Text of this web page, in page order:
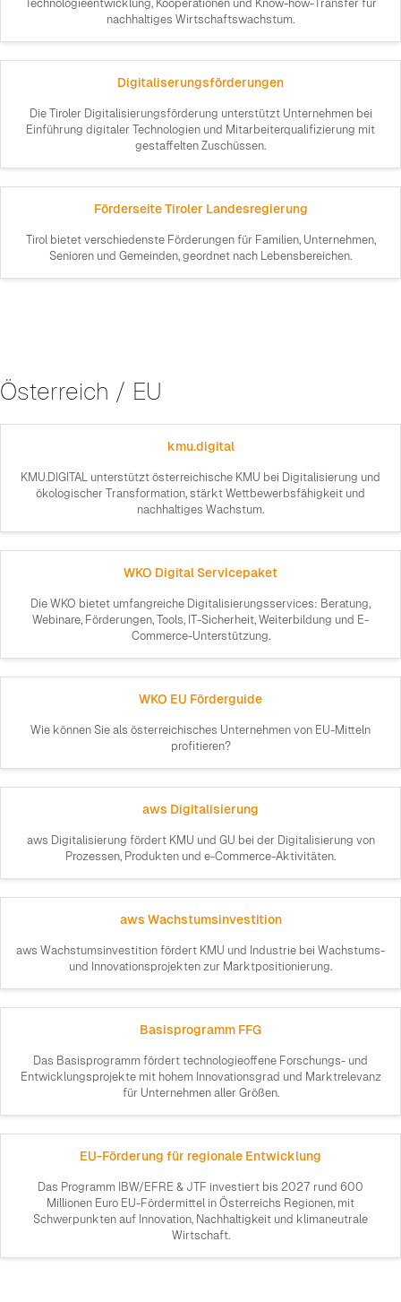
Technologieentwicklung, Kooperationen und Know-how-Transfer für
nachhaltiges Wirtschaftswachstum.
Digitaliserungsförderungen
Die Tiroler Digitalisierungsförderung unterstützt Unternehmen bei
Einführung digitaler Technologien und Mitarbeiterqualifizierung mit
gestaffelten Zuschüssen.
Förderseite Tiroler Landesregierung
Tirol bietet verschiedenste Förderungen für Familien, Unternehmen,
Senioren und Gemeinden, geordnet nach Lebensbereichen.
Österreich / EU
kmu.digital
KMU.DIGITAL unterstützt österreichische KMU bei Digitalisierung und
ökologischer Transformation, stärkt Wettbewerbsfähigkeit und
nachhaltiges Wachstum.
WKO Digital Servicepaket
Die WKO bietet umfangreiche Digitalisierungsservices: Beratung,
Webinare, Förderungen, Tools, IT-Sicherheit, Weiterbildung und E-
Commerce-Unterstützung.
WKO EU Förderguide
Wie können Sie als österreichisches Unternehmen von EU-Mitteln
profitieren?
aws Digitalisierung
aws Digitalisierung fördert KMU und GU bei der Digitalisierung von
Prozessen, Produkten und e-Commerce-Aktivitäten.
aws Wachstumsinvestition
aws Wachstumsinvestition fördert KMU und Industrie bei Wachstums-
und Innovationsprojekten zur Marktpositionierung.
Basisprogramm FFG
Das Basisprogramm fördert technologieoffene Forschungs- und
Entwicklungsprojekte mit hohem Innovationsgrad und Marktrelevanz
für Unternehmen aller Größen.
EU-Förderung für regionale Entwicklung
Das Programm IBW/EFRE & JTF investiert bis 2027 rund 600
Millionen Euro EU-Fördermittel in Österreichs Regionen, mit
Schwerpunkten auf Innovation, Nachhaltigkeit und klimaneutrale
Wirtschaft.